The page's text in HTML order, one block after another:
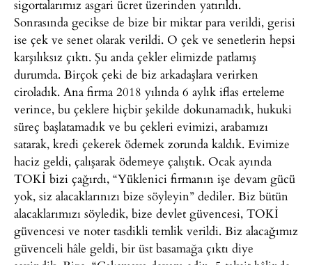
sigortalarımız asgari ücret üzerinden yatırıldı.
Sonrasında gecikse de bize bir miktar para verildi, gerisi
ise çek ve senet olarak verildi. O çek ve senetlerin hepsi
karşılıksız çıktı. Şu anda çekler elimizde patlamış
durumda. Birçok çeki de biz arkadaşlara verirken
ciroladık. Ana firma 2018 yılında 6 aylık iflas erteleme
verince, bu çeklere hiçbir şekilde dokunamadık, hukuki
süreç başlatamadık ve bu çekleri evimizi, arabamızı
satarak, kredi çekerek ödemek zorunda kaldık. Evimize
haciz geldi, çalışarak ödemeye çalıştık. Ocak ayında
TOKİ bizi çağırdı, “Yüklenici firmanın işe devam gücü
yok, siz alacaklarınızı bize söyleyin” dediler. Biz bütün
alacaklarımızı söyledik, bize devlet güvencesi, TOKİ
güvencesi ve noter tasdikli temlik verildi. Biz alacağımız
güvenceli hâle geldi, bir üst basamağa çıktı diye